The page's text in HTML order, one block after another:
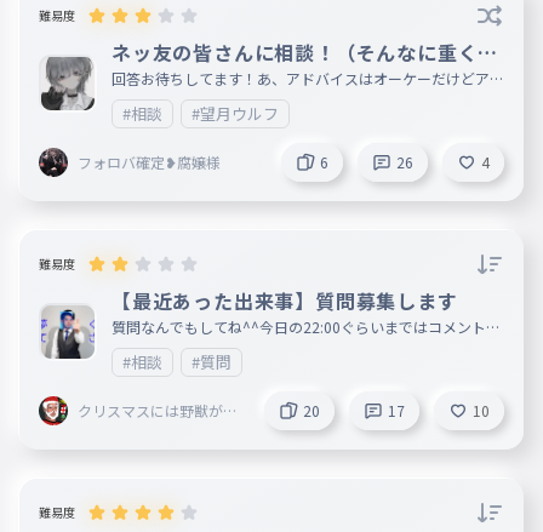
難易度
ネッ友の皆さんに相談！（そんなに重くあ
りません）
回答お待ちしてます！あ、アドバイスはオーケーだけどアン
チとか誹謗中傷NG！ 後輩くんよ、見ないでくれ あった時
気まずいから！
#相談 #望月ウルフ
フォロバ確定❥腐嬢様 6 26 4
難易度
【最近あった出来事】質問募集します
質問なんでもしてね^^今日の22:00ぐらいまではコメントす
ぐ返せるよ コメントで質問してくれれば答えます。 基本何
でも答えます。 タイピングの内容はまた相談です。 出来れ
ばアドバイスください。 気分悪くなるんだったらブラウザ
バック推奨だね、言うまでもない。 ちょっと自己満と思わ
れるｶﾓ あと多分もうすぐ休止します。1日以上やってなかっ
たら引退か休止と思ってください。
#相談 #質問
クリスマスには野獣がみ
20 17 10
難易度